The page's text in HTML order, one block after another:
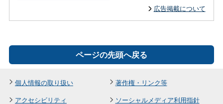
広告掲載について
ページの先頭へ戻る
個人情報の取り扱い
著作権・リンク等
アクセシビリティ
ソーシャルメディア利用指針